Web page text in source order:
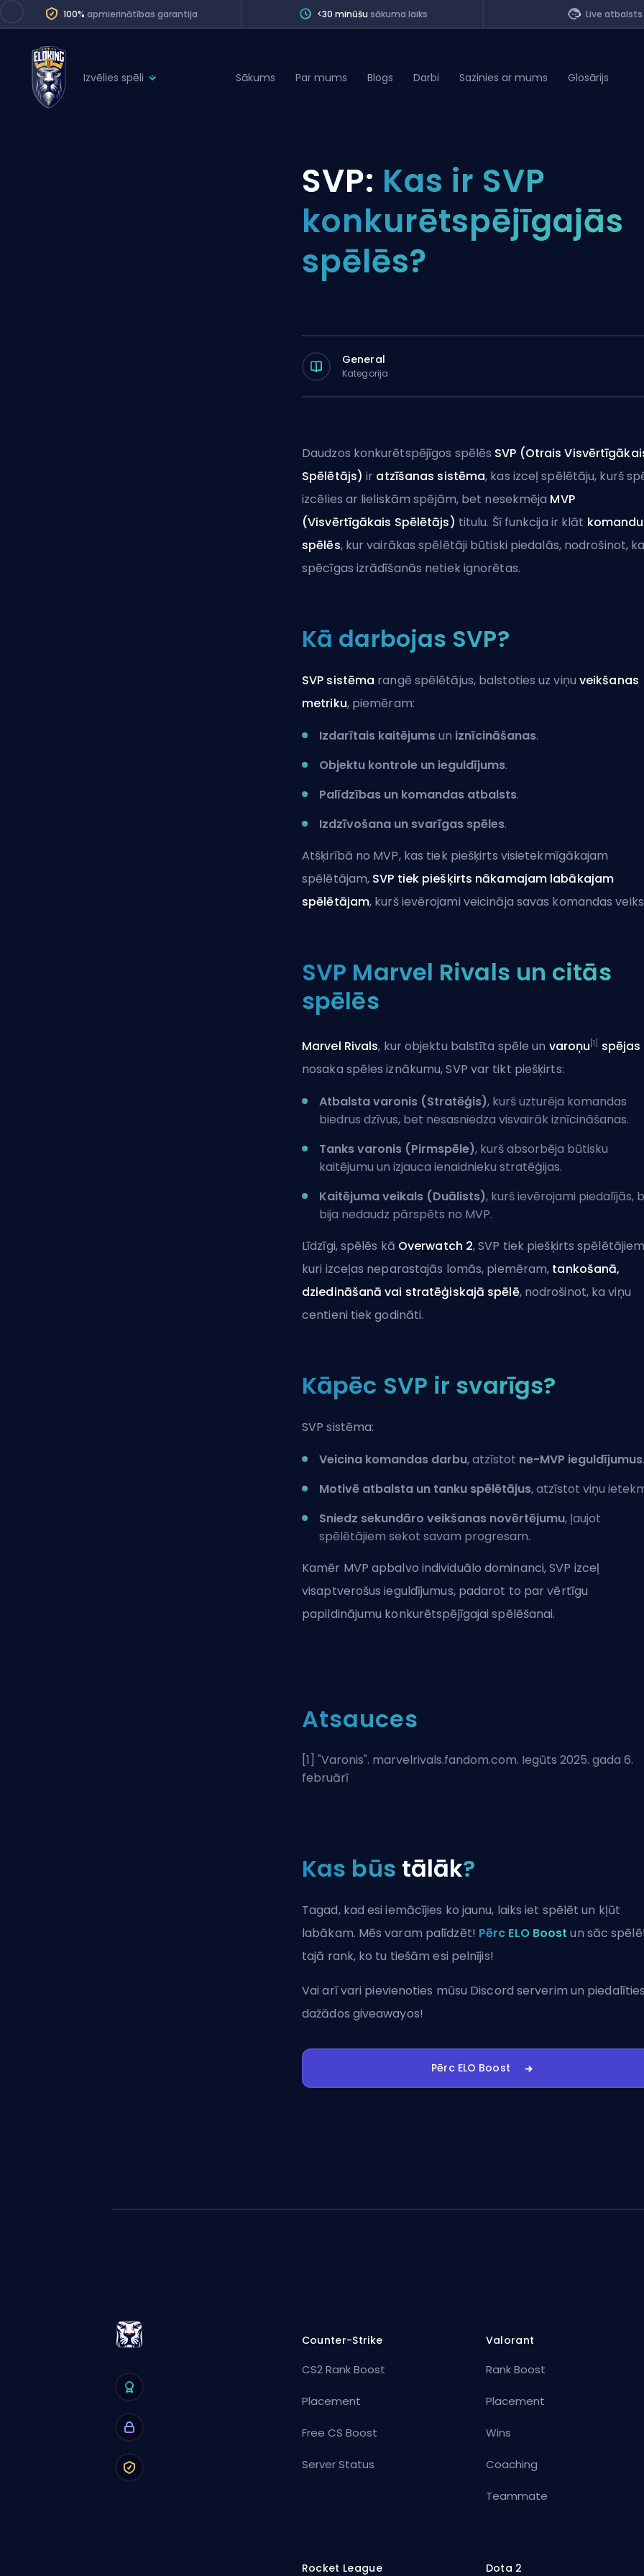
100% apmierinātības garantija <30 minūšu sākuma laiks Live atbalsts
Izvēlies spēli
Division Boost
Coaching
Sākums Par mums Blogs Darbi Sazinies ar mums Glosārijs
SVP: Kas ir SVP
konkurētspējīgajās
spēlēs?
General
Kategorija
Daudzos konkurētspējīgos spēlēs SVP (Otrais
Spēlētājs) ir atzīšanas sistēma, kas izceļ spēlētāju, kurš
izcēlies ar lieliskām spējām, bet nesekmēja MVP
(Visvērtīgākais Spēlētājs) titulu. Šī funkcija ir klāt komandu
spēlēs, kur vairākas spēlētāji būtiski piedalās, nodrošinot,
spēcīgas izrādīšanās netiek ignorētas.
Kā darbojas SVP?
SVP sistēma rangē spēlētājus, balstoties uz viņu veikšanas
metriku, piemēram:
Izdarītais kaitējumsun iznīcināšanas.
Objektu kontrole un ieguldījums.
Palīdzības un komandas atbalsts.
Izdzīvošana un svarīgas spēles.
Atšķirībā no MVP, kas tiek piešķirts visietekmīgākajam
spēlētājam, SVP tiek piešķirts nākamajam labākajam
spēlētājam, kurš ievērojami veicināja savas komandas
SVP Marvel Rivals un citās
spēlēs
Marvel Rivals, kur objektu balstīta spēle un varoņu [1]
spējas
nosaka spēles iznākumu, SVP var tikt piešķirts:
Atbalsta varonis (Stratēģis), kurš uzturēja komandas
biedrus dzīvus, bet nesasniedza visvairāk iznīcināšanas.
Tanks varonis (Pirmspēle), kurš absorbēja būtisku
kaitējumu un izjauca ienaidnieku stratēģijas.
Kaitējuma veikals (Duālists), kurš ievērojami piedalījās,
bija nedaudz pārspēts no MVP.
Līdzīgi, spēlēs kā Overwatch 2, SVP tiek piešķirts
kuri izceļas neparastajās lomās, piemēram, tankošanā,
dziedināšanā vai stratēģiskajā spēlē, nodrošinot, ka viņu
centieni tiek godināti.
Kāpēc SVP ir svarīgs?
SVP sistēma:
Veicina komandas darbu, atzīstot ne-MVP ieguldījumus.
Motivē atbalsta un tanku spēlētājus, atzīstot viņu
Sniedz sekundāro veikšanas novērtējumu, ļaujot
spēlētājiem sekot savam progresam.
Kamēr MVP apbalvo individuālo dominanci, SVP izceļ
visaptverošus ieguldījumus, padarot to par vērtīgu
papildinājumu konkurētspējīgajai spēlēšanai.
Atsauces
[1] "Varonis". marvelrivals.fandom.com. Iegūts 2025. gada 6.
februārī
Kas būs tālāk?
Tagad, kad esi iemācījies ko jaunu, laiks iet spēlēt un kļūt
labākam. Mēs varam palīdzēt! Pērc ELO Boost un sāc
tajā rank, ko tu tiešām esi pelnījis!
Vai arī vari pievienoties mūsu Discord serverim un
dažādos giveawayos!
Pērc ELO Boost
Counter-Strike
CS2 Rank Boost
Placement
Free CS Boost
Server Status
Valorant
Rank Boost
Placement
Wins
Coaching
Teammate
Rocket League Dota 2